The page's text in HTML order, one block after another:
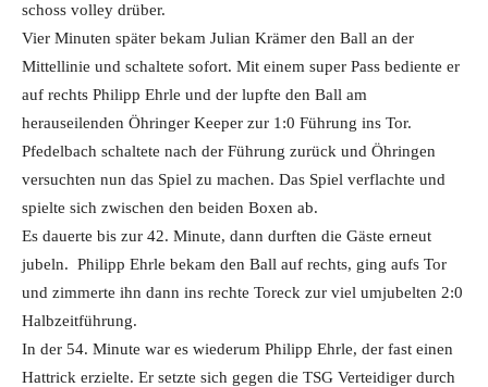
schoss volley drüber.
Vier Minuten später bekam Julian Krämer den Ball an der
Mittellinie und schaltete sofort. Mit einem super Pass bediente er
auf rechts Philipp Ehrle und der lupfte den Ball am
herauseilenden Öhringer Keeper zur 1:0 Führung ins Tor.
Pfedelbach schaltete nach der Führung zurück und Öhringen
versuchten nun das Spiel zu machen. Das Spiel verflachte und
spielte sich zwischen den beiden Boxen ab.
Es dauerte bis zur 42. Minute, dann durften die Gäste erneut
jubeln. Philipp Ehrle bekam den Ball auf rechts, ging aufs Tor
und zimmerte ihn dann ins rechte Toreck zur viel umjubelten 2:0
Halbzeitführung.
In der 54. Minute war es wiederum Philipp Ehrle, der fast einen
Hattrick erzielte. Er setzte sich gegen die TSG Verteidiger durch